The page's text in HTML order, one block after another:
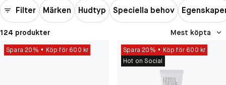
Filter Märken Hudtyp Speciella behov
124 produkter Mest köpta
Spara 20% Köp för 600 kr Spara 20%
Köp för 600 kr
Hot on Social